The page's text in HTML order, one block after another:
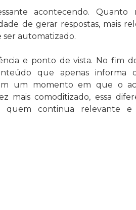
acontecendo. Quanto
de gerar respostas, mais
automatizado.
e ponto de vista. No fim
que apenas informa
um momento em que o
mais comoditizado, essa
quem continua relevante e